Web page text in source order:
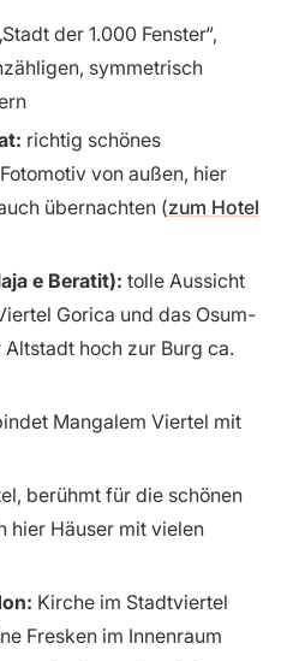
der 1.000 Fenster“,
symmetrisch
richtig schönes
von außen, hier
übernachten (zum Hotel
e Beratit): tolle Aussicht
Gorica und das Osum-
hoch zur Burg ca.
Mangalem Viertel mit
berühmt für die schönen
hier Häuser mit vielen
Kirche im Stadtviertel
Fresken im Innenraum